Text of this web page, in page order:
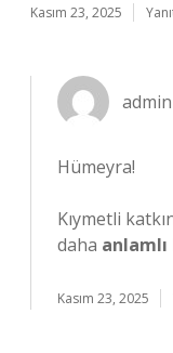
Kasım 23, 2025
admin
Hümeyra!
Kıymetli
daha anlamlı
Kasım 23, 2025